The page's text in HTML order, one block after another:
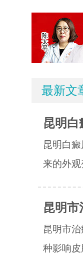
最新文
昆明白
昆明白
来的外
昆明市
昆明市
种影响